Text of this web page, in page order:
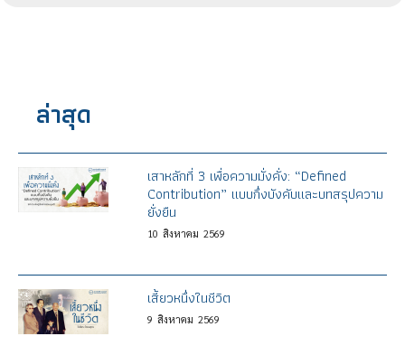
ล่าสุด
เสาหลักที่ 3 เพื่อความมั่งคั่ง: “Defined
Contribution” แบบกึ่งบังคับและบทสรุปความ
ยั่งยืน
10 สิงหาคม 2569
เสี้ยวหนึ่งในชีวิต
9 สิงหาคม 2569